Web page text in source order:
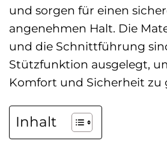
und sorgen für einen
angenehmen Halt. Die
und die Schnittführung
Stützfunktion ausgelegt,
Komfort und Sicherheit zu
Inhalt